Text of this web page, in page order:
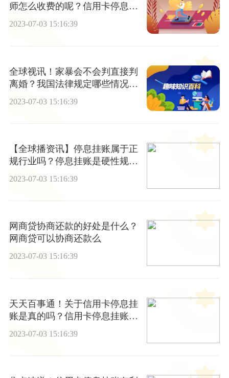
师怎么收费的呢？信用卡停息挂
账银行不同意怎么办？
2023-07-03 15:16:39
全球视讯！家暴会不会判直接判
离婚？我国法律规定哪些情况下
2023-07-03 15:16:39
【全球播资讯】停息挂账属于正
规行业吗？停息挂账是硬性规定
2023-07-03 15:16:39
网商贷协商还款的好处是什么？
网商贷可以协商还款么
2023-07-03 15:16:39
天天百事通！关于信用卡停息挂
账是真的吗？信用卡停息挂账申
2023-07-03 15:16:39